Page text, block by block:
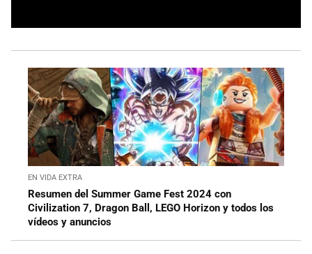
EN VIDA EXTRA
Resumen del Summer Game Fest 2024 con
Civilization 7, Dragon Ball, LEGO Horizon y todos los
vídeos y anuncios